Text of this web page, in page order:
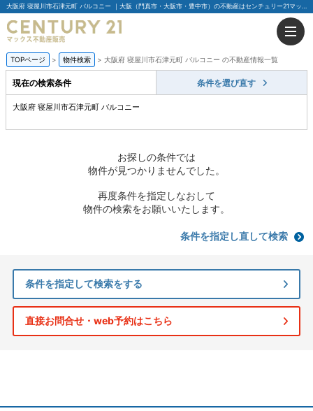
TOPページ 物件検索 大阪府 寝屋川市石津元町 バルコニー の不動産情報一覧
現在の検索条件 条件を選び直す
大阪府 寝屋川市石津元町 バルコニー
お探しの条件では
物件が見つかりませんでした。
再度条件を指定しなおして
物件の検索をお願いいたします。
条件を指定し直して検索
条件を指定して検索をする
直接お問合せ・web予約はこちら